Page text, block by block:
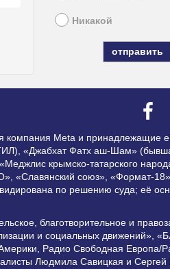
Никакой
компания Meta и принадлежащие
«Джабхат Фатх аш-Шам»
крымско-татарского
«Славянский союз», «Формат-
по решению суда; её
благотворительное и
и социальных движений»,
Радио Свободная Европа/
Людмила Савицкая и Сергей